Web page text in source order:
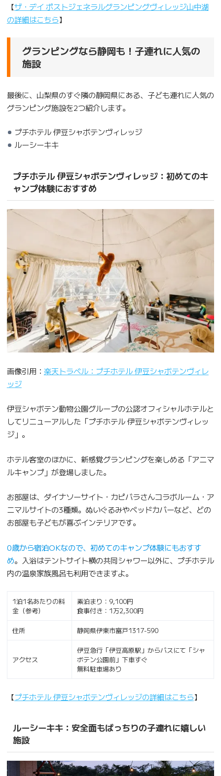
【ザ・デイ ポストジェネラルグランピングヴィレッジ山中湖
の詳細はこちら】
グランピングなら静岡も！子連れに人気の
施設
最後に、山梨県のすぐ隣の静岡県にある、子ども連れに人気の
グランピング施設を2つ紹介します。
プチホテル 伊豆シャボテンヴィレッジ
ルーシーキキ
プチホテル 伊豆シャボテンヴィレッジ：初めてのキ
ャンプ体験におすすめ
画像引用： 楽天トラベル：プチホテル 伊豆シャボテンヴィレ
ッジ
伊豆シャボテン動物公園グループの公認オフィシャルホテルと
してリニューアルした「プチホテル 伊豆シャボテンヴィレッ
ジ」。
ホテル客室のほかに、新感覚グランピングを楽しめる「アニマ
ルキャンプ」が登場しました。
お部屋は、ダイナソーサイト・カピバラさんコラボルーム・ア
ニマルサイトの3種類。ぬいぐるみやベッドカバーなど、どの
お部屋も子どもが喜ぶインテリアです。
0歳から宿泊OKなので、初めてのキャンプ体験にもおすす
め。入浴はテントサイト横の共同シャワー以外に、プチホテル
内の温泉家族風呂も利用できますよ。
1泊1名あたりの料
金（参考）
素泊まり：9,100円
食事付き：1万2,300円
住所 静岡県伊東市富戸1317-590
アクセス
伊豆急行「伊豆高原駅」からバスにて「シャ
ボテン公園前」下車すぐ
無料駐車場あり
【プチホテル 伊豆シャボテンヴィレッジの詳細はこちら】
ルーシーキキ：安全面もばっちりの子連れに嬉しい
施設